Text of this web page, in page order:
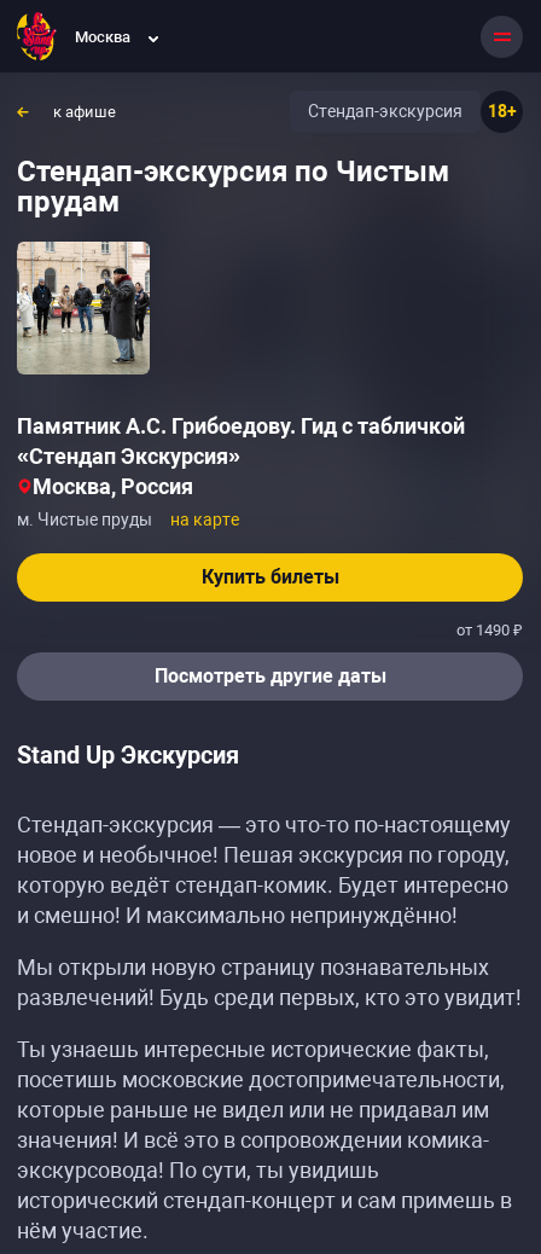
Москва
к афише 18+
Стендап-экскурсия
Стендап-экскурсия по Чистым
прудам
Памятник А.С. Грибоедову. Гид с табличкой
«Стендап Экскурсия»
Москва, Россия
м. Чистые пруды на карте
Купить билеты
от 1490 ₽
Посмотреть другие даты
Stand Up Экскурсия
Стендап-экскурсия — это что-то по-настоящему
новое и необычное! Пешая экскурсия по городу,
которую ведёт стендап-комик. Будет интересно
и смешно! И максимально непринуждённо!
Мы открыли новую страницу познавательных
развлечений! Будь среди первых, кто это увидит!
Ты узнаешь интересные исторические факты,
посетишь московские достопримечательности,
которые раньше не видел или не придавал им
значения! И всё это в сопровождении комика-
экскурсовода! По сути, ты увидишь
исторический стендап-концерт и сам примешь в
нём участие.